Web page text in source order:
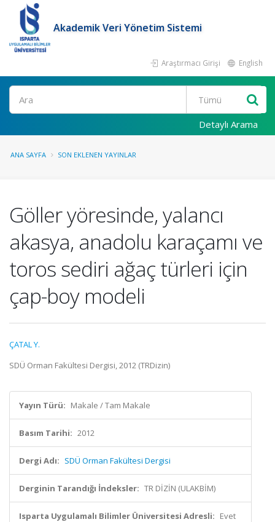
Akademik Veri Yönetim Sistemi
Araştırmacı Girişi English
Ara
Detaylı Arama
ANA SAYFA SON EKLENEN YAYINLAR
Göller yöresinde, yalancı
akasya, anadolu karaçamı ve
toros sediri ağaç türleri için
çap-boy modeli
ÇATAL Y.
SDÜ Orman Fakültesi Dergisi, 2012 (TRDizin)
Yayın Türü: Makale / Tam Makale
Basım Tarihi: 2012
Dergi Adı: SDÜ Orman Fakültesi Dergisi
Derginin Tarandığı İndeksler: TR DİZİN (ULAKBİM)
Isparta Uygulamalı Bilimler Üniversitesi Adresli: Evet